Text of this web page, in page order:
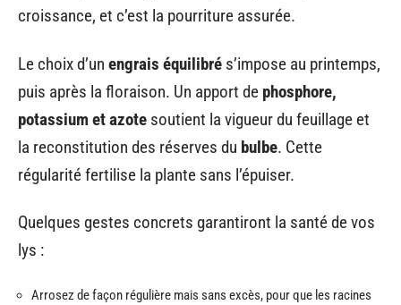
croissance, et c’est la pourriture assurée.
Le choix d’un engrais équilibré s’impose au printemps,
puis après la floraison. Un apport de phosphore,
potassium et azote soutient la vigueur du feuillage et
la reconstitution des réserves du bulbe. Cette
régularité fertilise la plante sans l’épuiser.
Quelques gestes concrets garantiront la santé de vos
lys :
Arrosez de façon régulière mais sans excès, pour que les racines